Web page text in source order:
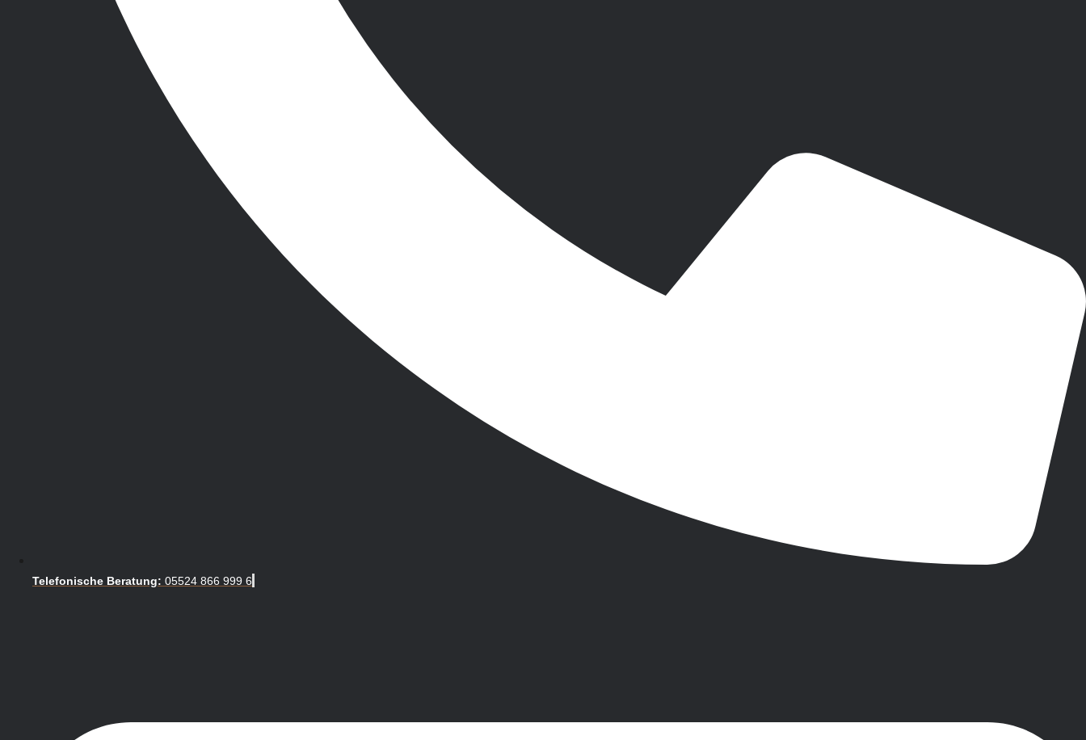
Telefonische Beratung: 05524 866 999 6